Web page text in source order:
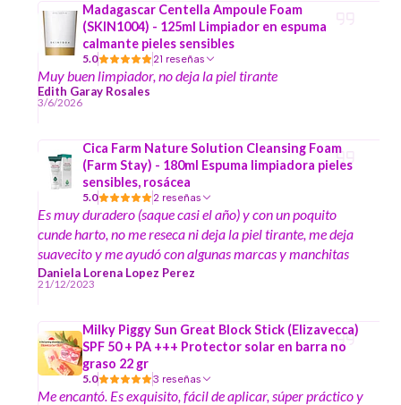
Madagascar Centella Ampoule Foam
(SKIN1004) - 125ml Limpiador en espuma
calmante pieles sensibles
5.0 21 reseñas
Muy buen limpiador, no deja la piel tirante
Edith Garay Rosales
3/6/2026
Cica Farm Nature Solution Cleansing Foam
(Farm Stay) - 180ml Espuma limpiadora pieles
sensibles, rosácea
5.0 2 reseñas
Es muy duradero (saque casi el año) y con un poquito
cunde harto, no me reseca ni deja la piel tirante, me deja
suavecito y me ayudó con algunas marcas y manchitas
de acné y también cuando tengo algún brote (tengo piel
mixta sensible y tendencia al acné) y buen precio por todo
Daniela Lorena Lopez Perez
21/12/2023
Milky Piggy Sun Great Block Stick (Elizavecca)
SPF 50 + PA +++ Protector solar en barra no
graso 22 gr
5.0 3 reseñas
Me encantó. Es exquisito, fácil de aplicar, súper práctico y